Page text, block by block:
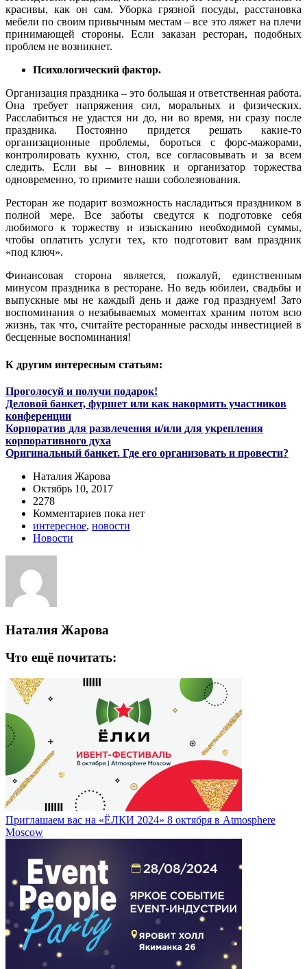
красивы, как он сам. Уборка грязной посуды, расстановка
мебели по своим привычным местам – все это ляжет на плечи
принимающей стороны. Если заказан ресторан, подобных
проблем не возникнет.
Психологический фактор.
Организация праздника – это большая и ответственная работа.
Она требует напряжения сил, моральных и физических.
Расслабиться не удастся ни до, ни во время, ни сразу после
праздника. Постоянно придется решать какие-то
организационные проблемы, бороться с форс-мажорами,
контролировать кухню, стол, все согласовывать и за всем
следить. Если вы – виновник и организатор торжества
одновременно, то примите наши соболезнования.
Ресторан же подарит возможность насладиться праздником в
полной мере. Все заботы сведутся к подготовке себя
любимого к торжеству и изысканию необходимой суммы,
чтобы оплатить услуги тех, кто подготовит вам праздник
«под ключ».
Финансовая сторона является, пожалуй, единственным
минусом праздника в ресторане. Но ведь юбилеи, свадьбы и
выпускные мы не каждый день и даже год празднуем! Зато
воспоминания о незабываемых моментах храним потом всю
жизнь, так что, считайте ресторанные расходы инвестицией в
бесценные воспоминания!
К другим интересным статьям:
Проголосуй и получи подарок!
Деловой банкет, фуршет или как накормить участников
конференции
Корпоратив для развлечения и/или для укрепления
корпоративного духа
Оригинальный банкет. Где его организовать и провести?
Наталия Жарова
Октябрь 10, 2017
2278
Комментариев пока нет
интересное, новости
Новости
Наталия Жарова
Что ещё почитать:
Приглашаем вас на «ЁЛКИ 2024» 8 октября в Atmosphere
Moscow